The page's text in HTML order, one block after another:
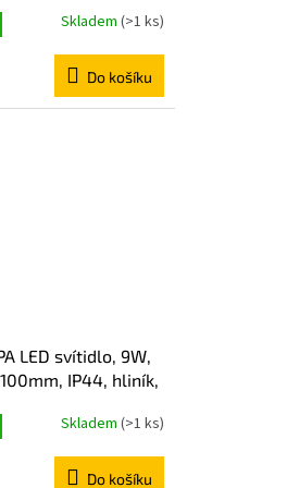
Skladem (>1 ks)
Do košíku
LED svítidlo, 9W,
IP44, hliník,
Skladem (>1 ks)
Do košíku